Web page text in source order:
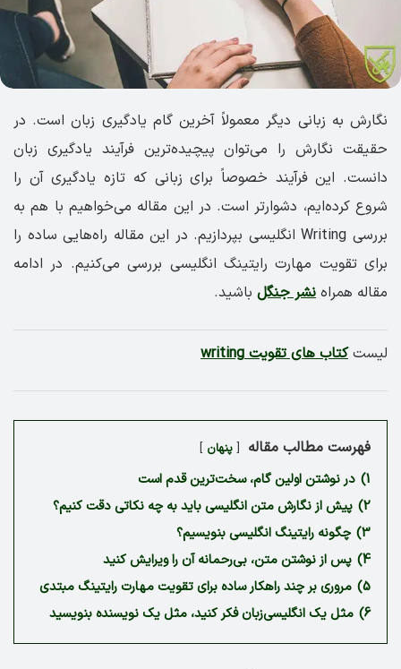
نگارش به زبانی دیگر معمولاً آخرین گام یادگیری زبان است. در
حقیقت نگارش را می‌توان پیچیده‌ترین فرآیند یادگیری زبان
دانست. این فرآیند خصوصاً برای زبانی که تازه یادگیری آن را
شروع کرده‌ایم، دشوارتر است. در این مقاله می‌خواهیم با هم به
بررسی Writing انگلیسی بپردازیم. در این مقاله راه‌هایی ساده را
برای تقویت مهارت رایتینگ انگلیسی بررسی می‌کنیم. در ادامه
مقاله همراه نشر جنگل باشید.
لیستکتاب های تقویت writing
فهرست مطالب مقاله پنهان
1) در نوشتن اولین گام، سخت‌ترین قدم است
2) پیش از نگارش متن انگلیسی باید به چه نکاتی دقت کنیم؟
3) چگونه رایتینگ انگلیسی بنویسیم؟
4) پس از نوشتن متن، بی‌رحمانه آن را ویرایش کنید
5) مروری بر چند راهکار ساده برای تقویت مهارت رایتینگ مبتدی
6) مثل یک انگلیسی‌زبان فکر کنید، مثل یک نویسنده بنویسید